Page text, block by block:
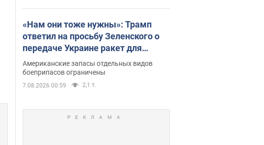
«Нам они тоже нужны»: Трамп
ответил на просьбу Зеленского о
передаче Украине ракет для
Patriot
Американские запасы отдельных видов
боеприпасов ограничены
7.08.2026 00:59 2,1 т.